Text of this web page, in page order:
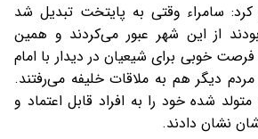
کرد: سامراء وقتی به پایتخت تبدیل شد
از این شهر عبور می‌کردند و همین
خوبی برای شیعیان در دیدار با امام
دیگر هم به ملاقات خلیفه می‌رفتند.
شده خود را به افراد قابل اعتماد و
نشان دادند.